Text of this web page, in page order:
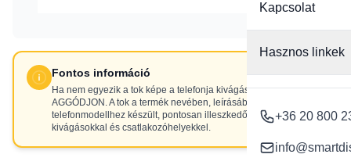
Kapcsolat
Hasznos linkek
+36 20 800
Fontos információ
Ha nem egyezik a tok képe a telefonja kivágásaival, NE
AGGÓDJON. A tok a termék nevében, leírásában szereplő
telefonmodellhez készült, pontosan illeszkedő
kivágásokkal és csatlakozóhelyekkel.